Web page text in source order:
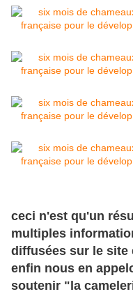
ceci n'est qu'un
multiples
diffusées sur le site
enfin nous en
soutenir "la